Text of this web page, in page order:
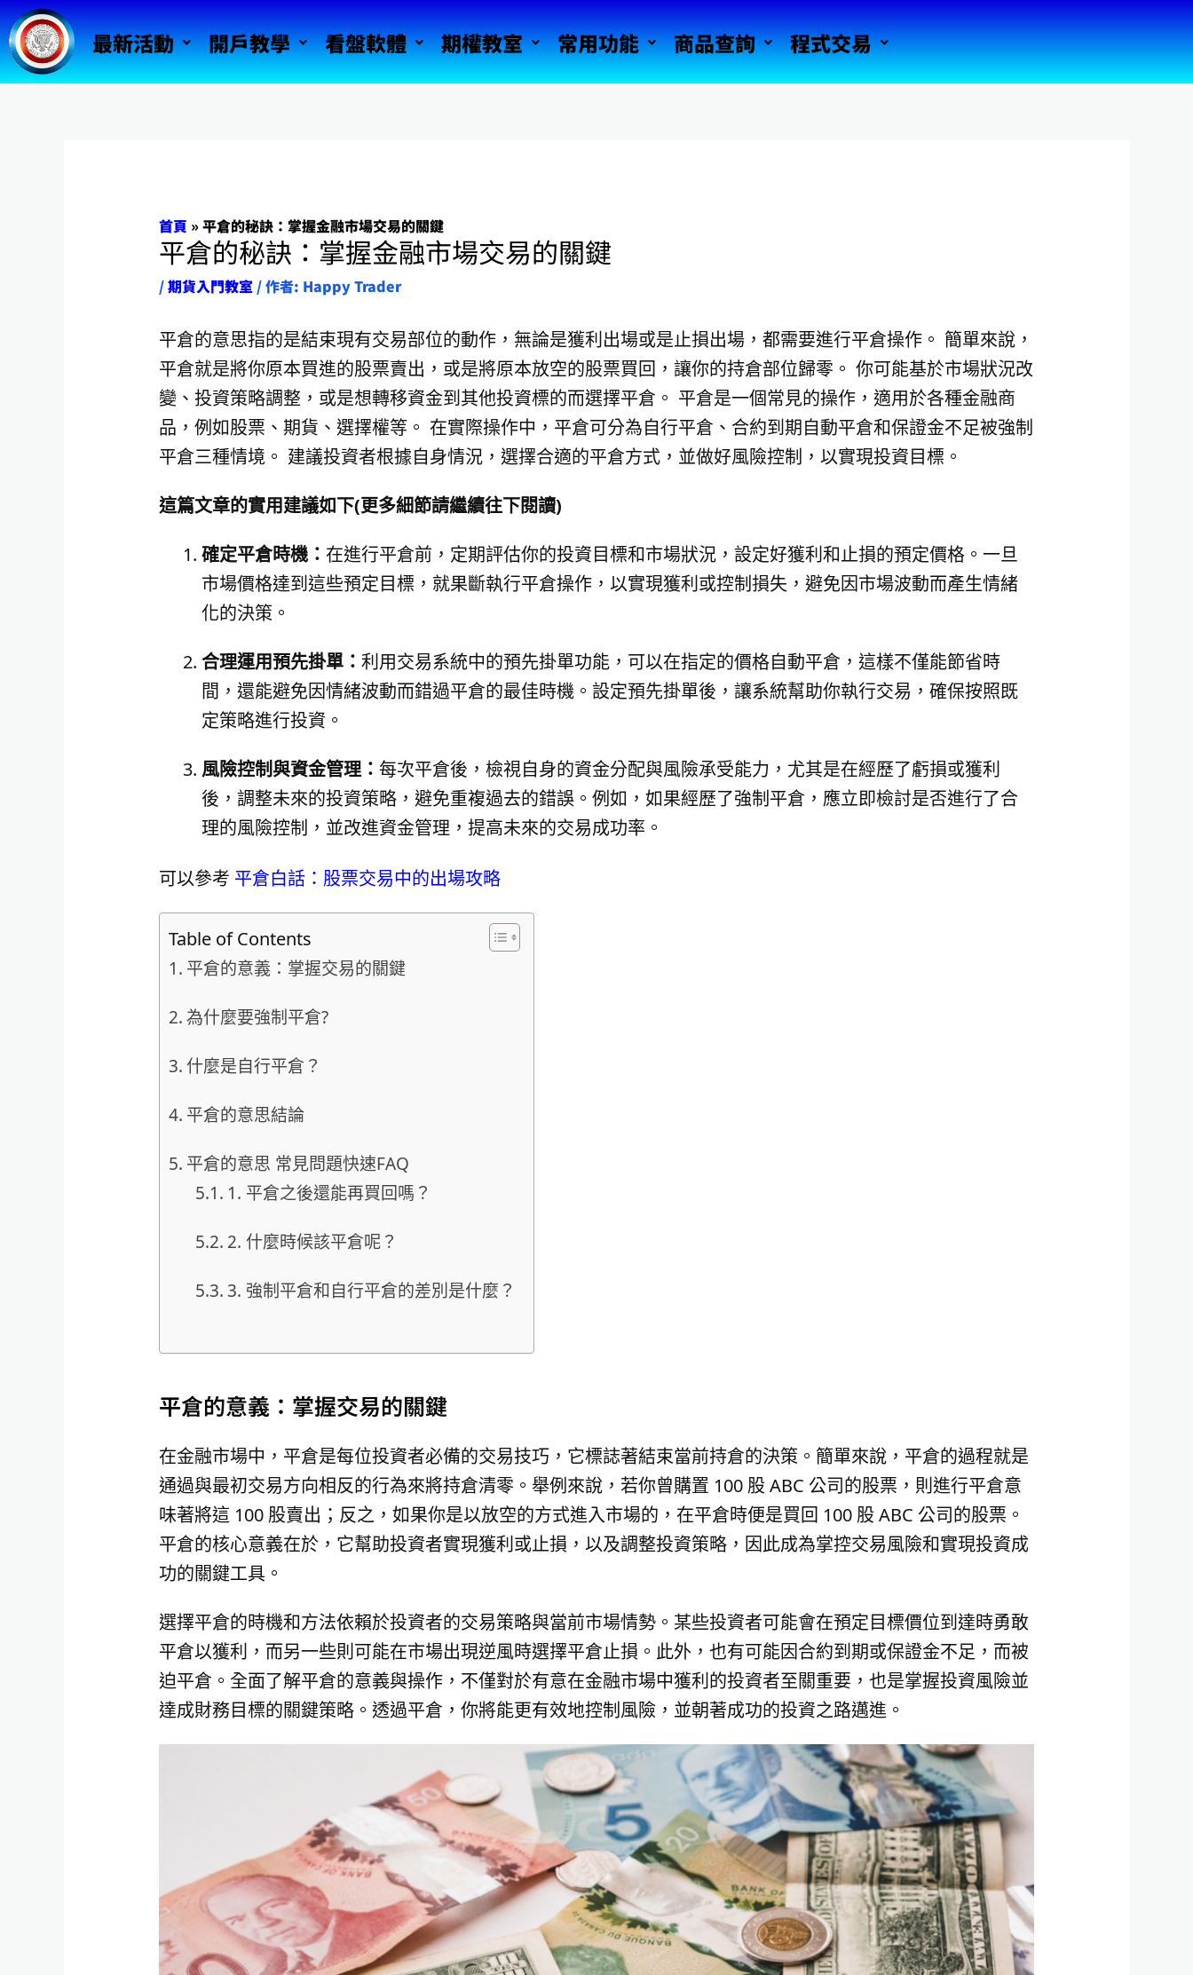
跳
至
主
最新活動 開戶教學 看盤軟體 期權教室 常用功能 商品查詢 程式交易
首頁 » 平倉的秘訣：掌握金融市場交易的關鍵
平倉的秘訣：掌握金融市場交易的關鍵
/期貨入門教室/ 作者: Happy Trader
平倉的意思指的是結束現有交易部位的動作，無論是獲利出場或是止損出場，都需要進行平倉操作。 簡單來說，
平倉就是將你原本買進的股票賣出，或是將原本放空的股票買回，讓你的持倉部位歸零。 你可能基於市場狀況改
變、投資策略調整，或是想轉移資金到其他投資標的而選擇平倉。 平倉是一個常見的操作，適用於各種金融商
品，例如股票、期貨、選擇權等。 在實際操作中，平倉可分為自行平倉、合約到期自動平倉和保證金不足被強制
平倉三種情境。 建議投資者根據自身情況，選擇合適的平倉方式，並做好風險控制，以實現投資目標。
這篇文章的實用建議如下(更多細節請繼續往下閱讀)
確定平倉時機： 在進行平倉前，定期評估你的投資目標和市場狀況，設定好獲利和止損的預定價格。一旦
市場價格達到這些預定目標，就果斷執行平倉操作，以實現獲利或控制損失，避免因市場波動而產生情緒
化的決策。
合理運用預先掛單： 利用交易系統中的預先掛單功能，可以在指定的價格自動平倉，這樣不僅能節省時
間，還能避免因情緒波動而錯過平倉的最佳時機。設定預先掛單後，讓系統幫助你執行交易，確保按照既
定策略進行投資。
風險控制與資金管理： 每次平倉後，檢視自身的資金分配與風險承受能力，尤其是在經歷了虧損或獲利
後，調整未來的投資策略，避免重複過去的錯誤。例如，如果經歷了強制平倉，應立即檢討是否進行了合
理的風險控制，並改進資金管理，提高未來的交易成功率。
可以參考 平倉白話：股票交易中的出場攻略
Table of Contents
平倉的意義：掌握交易的關鍵
為什麼要強制平倉?
什麼是自行平倉？
平倉的意思結論
平倉的意思 常見問題快速FAQ
1. 平倉之後還能再買回嗎？
2. 什麼時候該平倉呢？
3. 強制平倉和自行平倉的差別是什麼？
平倉的意義：掌握交易的關鍵
在金融市場中，平倉是每位投資者必備的交易技巧，它標誌著結束當前持倉的決策。簡單來說，平倉的過程就是
通過與最初交易方向相反的行為來將持倉清零。舉例來說，若你曾購置 100 股 ABC 公司的股票，則進行平倉意
味著將這 100 股賣出；反之，如果你是以放空的方式進入市場的，在平倉時便是買回 100 股 ABC 公司的股票。
平倉的核心意義在於，它幫助投資者實現獲利或止損，以及調整投資策略，因此成為掌控交易風險和實現投資成
功的關鍵工具。
選擇平倉的時機和方法依賴於投資者的交易策略與當前市場情勢。某些投資者可能會在預定目標價位到達時勇敢
平倉以獲利，而另一些則可能在市場出現逆風時選擇平倉止損。此外，也有可能因合約到期或保證金不足，而被
迫平倉。全面了解平倉的意義與操作，不僅對於有意在金融市場中獲利的投資者至關重要，也是掌握投資風險並
達成財務目標的關鍵策略。透過平倉，你將能更有效地控制風險，並朝著成功的投資之路邁進。